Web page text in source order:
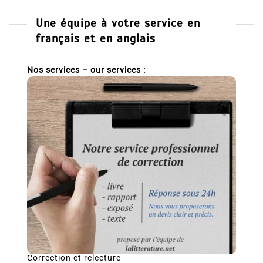
Une équipe à votre service en
français et en anglais
Nos services – our services :
Correction et relecture